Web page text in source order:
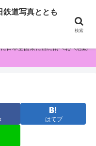
写真とともに！
日本全国東に西に南へ北へ活動
はてブ
道写真ととも
検索